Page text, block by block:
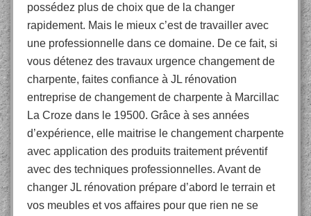
possédez plus de choix que de la changer
rapidement. Mais le mieux c’est de travailler avec
une professionnelle dans ce domaine. De ce fait, si
vous détenez des travaux urgence changement de
charpente, faites confiance à JL rénovation
entreprise de changement de charpente à Marcillac
La Croze dans le 19500. Grâce à ses années
d’expérience, elle maitrise le changement charpente
avec application des produits traitement préventif
avec des techniques professionnelles. Avant de
changer JL rénovation prépare d’abord le terrain et
vos meubles et vos affaires pour que rien ne se